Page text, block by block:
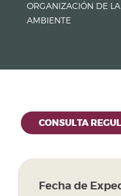
ORGANIZACIÓN DE
AMBIENTE
CONSULTA
Fecha de